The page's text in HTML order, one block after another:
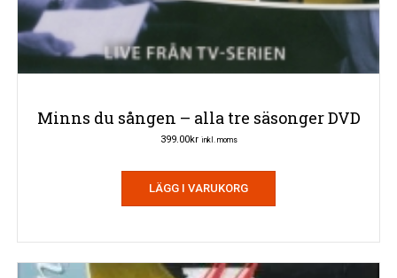
Minns du sången – alla tre säsonger DVD
399.00kr inkl. moms
LÄGG I VARUKORG